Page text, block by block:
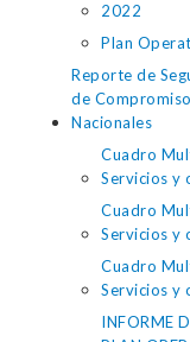
2022
Plan
Reporte de
de
Nacionales
Cuadro
Servicios y
Cuadro
Servicios y
Cuadro
Servicios y
INFORME